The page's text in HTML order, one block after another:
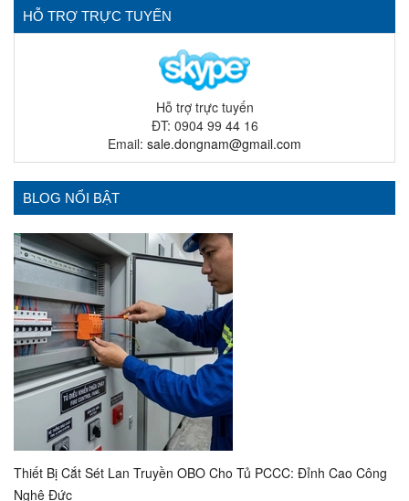
HỖ TRỢ TRỰC TUYẾN
Hỗ trợ trực tuyến
ĐT: 0904 99 44 16
Email: sale.dongnam@gmail.com
BLOG NỔI BẬT
Thiết Bị Cắt Sét Lan Truyền OBO Cho Tủ PCCC: Đỉnh Cao Công
Nghệ Đức